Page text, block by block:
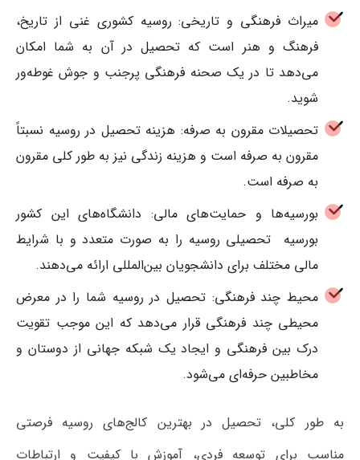
میراث فرهنگی و تاریخی: روسیه کشوری غنی از تاریخ،
فرهنگ و هنر است که تحصیل در آن به شما امکان
می‌دهد تا در یک صحنه فرهنگی پرجنب و جوش غوطه‌ور
شوید.
تحصیلات مقرون به صرفه: هزینه تحصیل در روسیه نسبتاً
مقرون به صرفه است و هزینه زندگی نیز به طور کلی مقرون
به صرفه است.
بورسیه‌ها و حمایت‌های مالی: دانشگاه‌های این کشور
بورسیه‌ تحصیلی روسیه را به صورت متعدد و با شرایط
مالی مختلف برای دانشجویان بین‌المللی ارائه می‌دهند.
محیط چند فرهنگی: تحصیل در روسیه شما را در معرض
محیطی چند فرهنگی قرار می‌دهد که این موجب تقویت
درک بین فرهنگی و ایجاد یک شبکه جهانی از دوستان و
مخاطبین حرفه‌ای می‌شود.
به طور کلی، تحصیل در بهترین کالج‌های روسیه فرصتی
مناسب برای توسعه فردی، آموزش با کیفیت و ارتباطات